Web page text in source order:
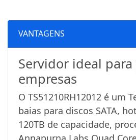
VANTAGENS
Servidor ideal
empresas
O TS51210RH12012 é um
baias para discos SATA,
120TB de capacidade,